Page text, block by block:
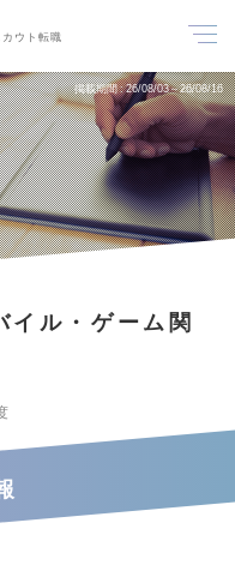
ウト転職
掲載期間 26/08/03～26/08/16
ル・ゲーム関